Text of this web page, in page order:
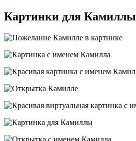
Картинки для Камиллы